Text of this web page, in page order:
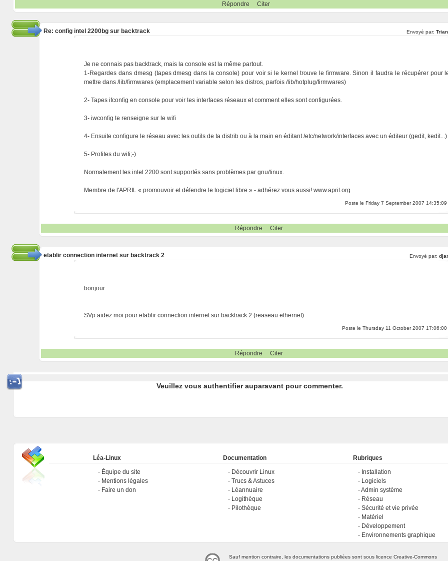
Répondre Citer
Re: config intel 2200bg sur backtrack Envoyé par:
Je ne connais pas backtrack, mais la console est la même partout.
1-Regardes dans dmesg (tapes dmesg dans la console) pour voir si le kernel trouve le firmware. Sinon il faudra le récupérer pour
mettre dans /lib/firmwares (emplacement variable selon les distros, parfois /lib/hotplug/firmwares)
2- Tapes ifconfig en console pour voir tes interfaces réseaux et comment elles sont configurées.
3- iwconfig te renseigne sur le wifi
4- Ensuite configure le réseau avec les outils de ta distrib ou à la main en éditant /etc/network/interfaces avec un éditeur (gedit, kedit...)
5- Profites du wifi;-)
Normalement les intel 2200 sont supportés sans problèmes par gnu/linux.
Membre de l'APRIL « promouvoir et défendre le logiciel libre » - adhérez vous aussi! www.april.org
Poste le Friday 7 September 2007 14:35:09
Répondre Citer
etablir connection internet sur backtrack 2 Envoyé par:
bonjour
SVp aidez moi pour etablir connection internet sur backtrack 2 (reaseau ethernet)
Poste le Thursday 11 October 2007 17:06:00
Répondre Citer
Veuillez vous authentifier auparavant pour commenter.
Léa-Linux
Équipe du site
Mentions légales
Faire un don
Documentation
Découvrir Linux
Trucs & Astuces
Léannuaire
Logithèque
Pilothèque
Rubriques
Installation
Logiciels
Admin système
Réseau
Sécurité et vie privée
Matériel
Développement
Environnements graphique
Sauf mention contraire, les documentations publiées sont sous licenceCreative-Commons